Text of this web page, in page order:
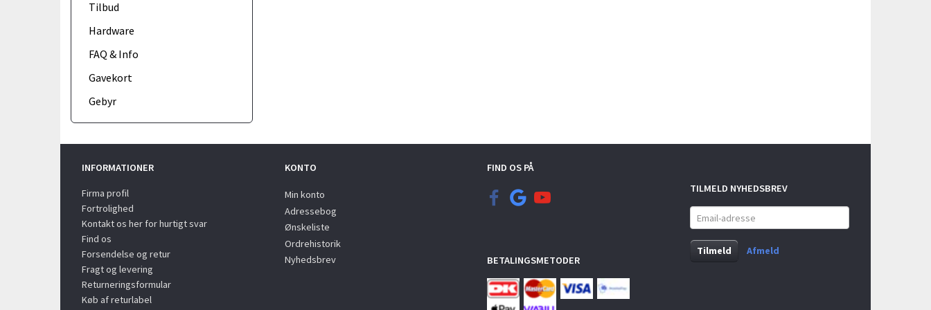
Tilbud
Hardware
FAQ & Info
Gavekort
Gebyr
INFORMATIONER
Firma profil
Fortrolighed
Kontakt os her for hurtigt svar
Find os
Forsendelse og retur
Fragt og levering
Returneringsformular
Køb af returlabel
KONTO
Min konto
Adressebog
Ønskeliste
Ordrehistorik
Nyhedsbrev
FIND OS PÅ
BETALINGSMETODER
TILMELD NYHEDSBREV
Email-
adresse
Tilmeld
Afmeld